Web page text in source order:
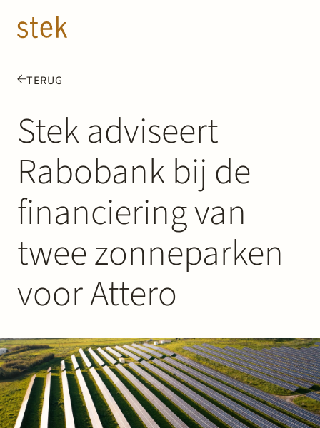
TERUG
Stek adviseert
Rabobank bij de
financiering van
twee zonneparken
voor Attero
Mensen
Expertise
Over ons
Track record
News & Insights
Contact
Werken bij Stek